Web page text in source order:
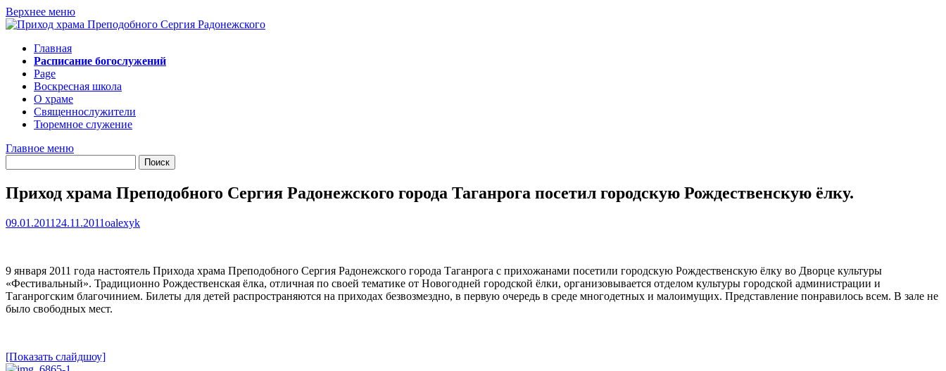
Перейти
к
Верхнее меню
Главная
Расписание богослужений
Page
Воскресная школа
О храме
Священнослужители
Тюремное служение
Главное меню
Приход храма Преподобного Сергия Радонежского города Таганрога посетил городскую Рождественскую ёлку.
09.01.2011 24.11.2011oalexyk
9 января 2011 года настоятель Прихода храма Преподобного Сергия Радонежского города Таганрога с прихожанами посетили городскую Рождественскую ёлку во Дворце культуры
«Фестивальный». Традиционно Рождественская ёлка, отличная по своей тематике от Новогодней городской ёлки, организовывается отделом культуры городской администрации и
Таганрогским благочинием. Билеты для детей распространяются на приходах безвозмездно, в первую очередь в среде многодетных и малоимущих. Представление понравилось всем. В зале не
было свободных мест.
[Показать слайдшоу]